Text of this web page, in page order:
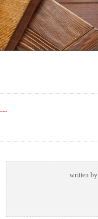
written by